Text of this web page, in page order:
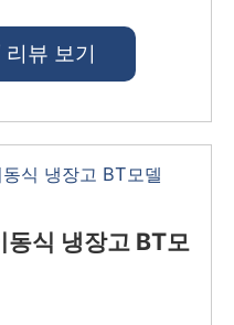
뷰 보기
식 냉장고 BT모